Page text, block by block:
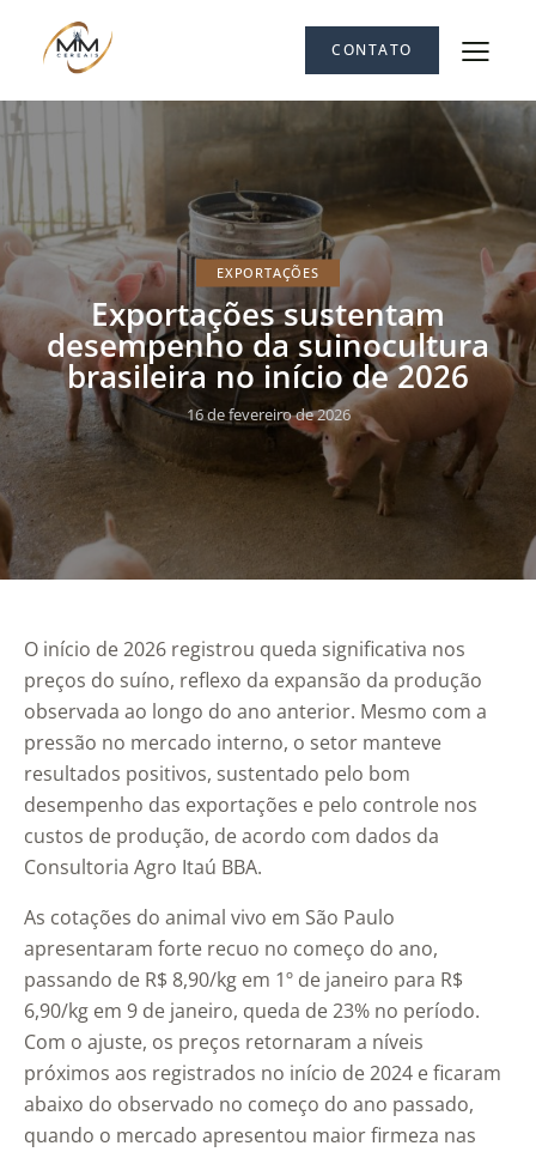
CONTATO
EXPORTAÇÕES
Exportações sustentam
desempenho da suinocultura
brasileira no início de 2026
16 de fevereiro de 2026
O início de 2026 registrou queda significativa nos
preços do suíno, reflexo da expansão da produção
observada ao longo do ano anterior. Mesmo com a
pressão no mercado interno, o setor manteve
resultados positivos, sustentado pelo bom
desempenho das exportações e pelo controle nos
custos de produção, de acordo com dados da
Consultoria Agro Itaú BBA.
As cotações do animal vivo em São Paulo
apresentaram forte recuo no começo do ano,
passando de R$ 8,90/kg em 1º de janeiro para R$
6,90/kg em 9 de janeiro, queda de 23% no período.
Com o ajuste, os preços retornaram a níveis
próximos aos registrados no início de 2024 e ficaram
abaixo do observado no começo do ano passado,
quando o mercado apresentou maior firmeza nas